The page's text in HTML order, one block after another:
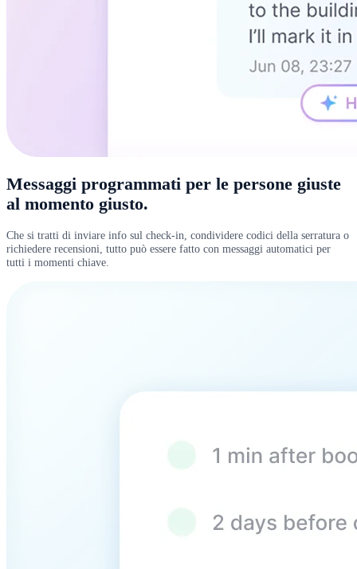
Messaggi programmati per le persone giuste
al momento giusto.
Che si tratti di inviare info sul check-in, condividere codici della serratura o
richiedere recensioni, tutto può essere fatto con messaggi automatici per
tutti i momenti chiave.